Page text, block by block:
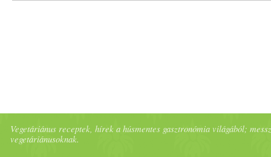
Vegetáriánus receptek, hírek a húsmentes gasztronómia világából;
vegetáriánusoknak.